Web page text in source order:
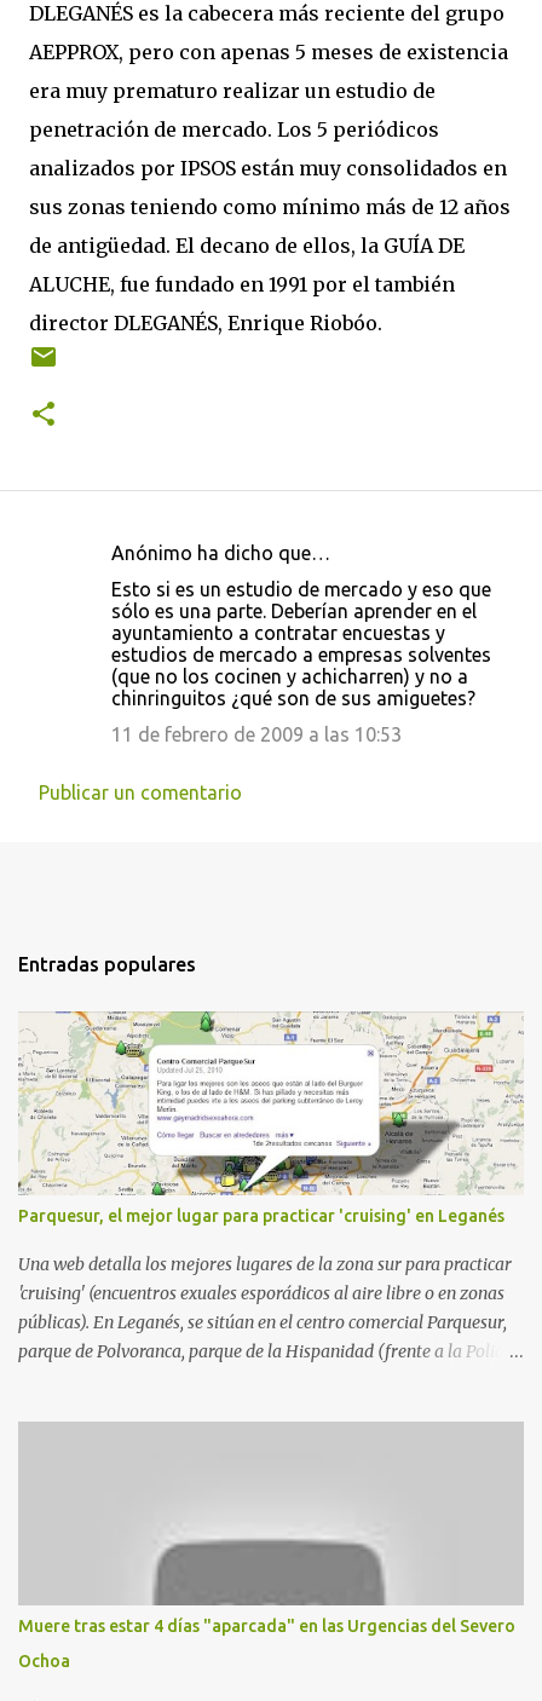
DLEGANÉS es la cabecera más reciente del grupo
AEPPROX, pero con apenas 5 meses de existencia
era muy prematuro realizar un estudio de
penetración de mercado. Los 5 periódicos
analizados por IPSOS están muy consolidados en
sus zonas teniendo como mínimo más de 12 años
de antigüedad. El decano de ellos, la GUÍA DE
ALUCHE, fue fundado en 1991 por el también
director DLEGANÉS, Enrique Riobóo.
r
Anónimo ha dicho que…
Esto si es un estudio de mercado y eso que
sólo es una parte. Deberían aprender en el
ayuntamiento a contratar encuestas y
estudios de mercado a empresas solventes
(que no los cocinen y achicharren) y no a
chinringuitos ¿qué son de sus amiguetes?
11 de febrero de 2009 a las 10:53
Publicar un comentario
Entradas populares
Parquesur, el mejor lugar para practicar 'cruising' en Leganés
Una web detalla los mejores lugares de la zona sur para practicar
'cruising' (encuentros exuales esporádicos al aire libre o en zonas
públicas). En Leganés, se sitúan en el centro comercial Parquesur,
parque de Polvoranca, parque de la Hispanidad (frente a la Policía
estadio municipal de Butarque) y caminos entre el estadio y Plaza
Nueva. Otro lugar: Escombrera de Polvoranca, entre Leganés y
Móstoles También en el parque de la Hispanidad, situado frente a
la Policía Local de Leganés de la calle Chile, 1, y junto al
cementerio de Butarque". Más información
Muere tras estar 4 días "aparcada" en las Urgencias del Severo
Ochoa